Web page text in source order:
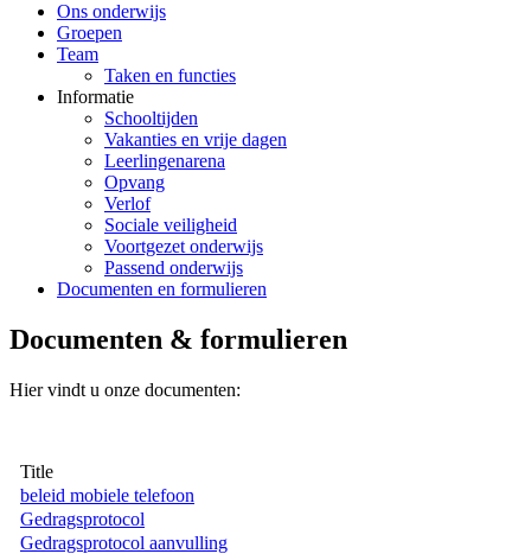
Ons onderwijs
Groepen
Team
Taken en functies
Informatie
Schooltijden
Vakanties en vrije dagen
Leerlingenarena
Opvang
Verlof
Sociale veiligheid
Voortgezet onderwijs
Passend onderwijs
Documenten en formulieren
Documenten & formulieren
Hier vindt u onze documenten:
Title
beleid mobiele telefoon
Gedragsprotocol
Gedragsprotocol aanvulling